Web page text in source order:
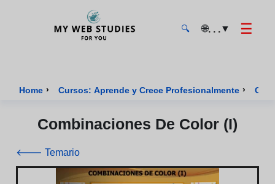
🔍 🌐. . .▼ ☰
Home › Cursos: Aprende y Crece Profesionalmente ›
Combinaciones De Color (i)
🡐 Temario